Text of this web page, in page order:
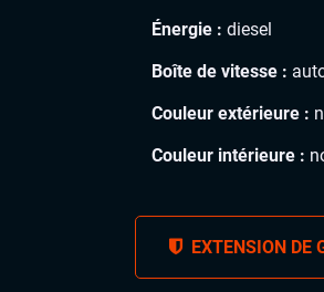
Énergie : diesel
Boîte de vitesse :
Couleur extérieure :
Couleur intérieure :
EXTENSION DE